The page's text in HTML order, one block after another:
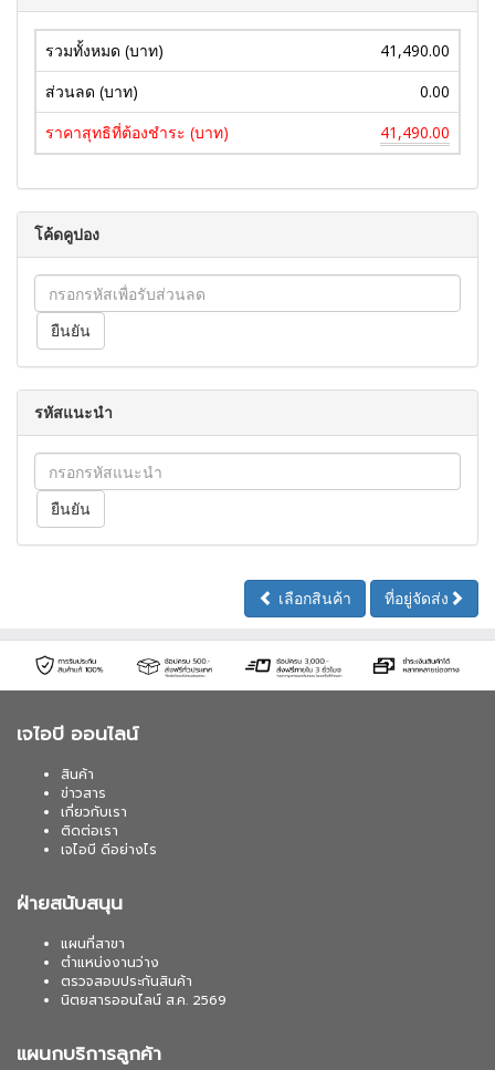
รวมทั้งหมด (บาท)
41,490.00
ส่วนลด (บาท)
0.00
ราคาสุทธิที่ต้องชำระ (บาท)
41,490.00
โค้ดคูปอง
รหัสแนะนำ
เลือกสินค้า ที่อยู่จัดส่ง
เจไอบี ออนไลน์
สินค้า
ข่าวสาร
เกี่ยวกับเรา
ติดต่อเรา
เจไอบี ดีอย่างไร
ฝ่ายสนับสนุน
แผนที่สาขา
ตำแหน่งงานว่าง
ตรวจสอบประกันสินค้า
นิตยสารออนไลน์ ส.ค. 2569
แผนกบริการลูกค้า